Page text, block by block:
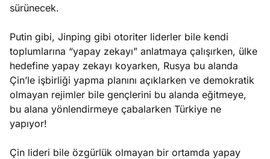
sürünecek.
Putin gibi, Jinping gibi otoriter liderler bile kendi
toplumlarına “yapay zekayı” anlatmaya çalışırken, ülke
hedefine yapay zekayı koyarken, Rusya bu alanda
Çin’le işbirliği yapma planını açıklarken ve demokratik
olmayan rejimler bile gençlerini bu alanda eğitmeye,
bu alana yönlendirmeye çabalarken Türkiye ne
yapıyor!
Çin lideri bile özgürlük olmayan bir ortamda yapay